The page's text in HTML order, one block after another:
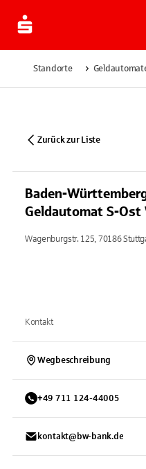
Standorte
Zurück zur Liste
Baden-
Geldautomat S-
Wagenburgstr. 125, 70186
Kontakt
Wegbeschreibung
+49 711 124-44005
kontakt@bw-bank.de